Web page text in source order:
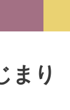
まり